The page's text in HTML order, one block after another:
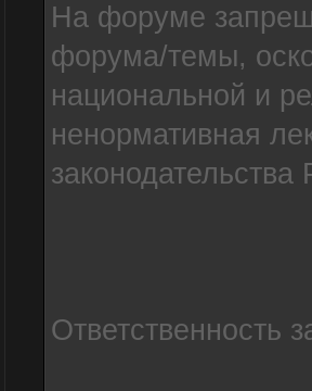
На форуме
форума/темы,
национальной и
ненормативная
законодательства
Ответственность